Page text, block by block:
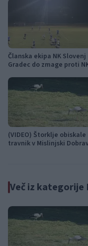
Članska ekipa NK Slovenj
Gradec do zmage proti
(VIDEO) Štorklje obiskale
travnik v Mislinjski
Več iz kategorije